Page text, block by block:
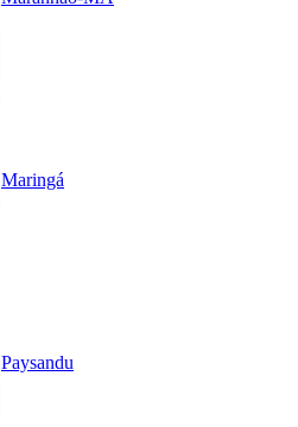
Maringá
Paysandu